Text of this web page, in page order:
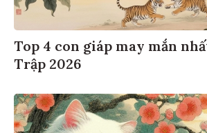
Top 4 con giáp may mắn
Trập 2026